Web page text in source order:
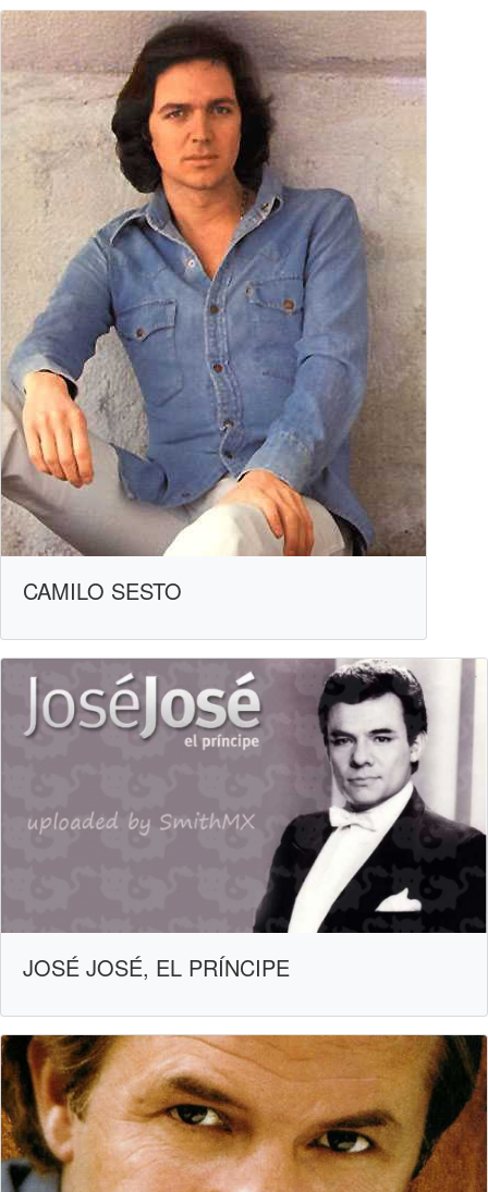
CAMILO SESTO
JOSÉ JOSÉ, EL PRÍNCIPE